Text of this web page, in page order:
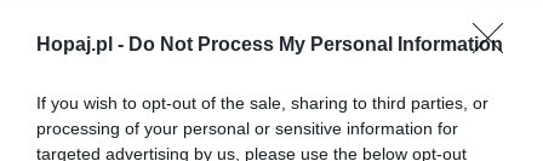
Hopaj.pl - Do Not Process My Personal Information
If you wish to opt-out of the sale, sharing to third parties, or
processing of your personal or sensitive information for
targeted advertising by us, please use the below opt-out
Kiedyś to były kreskówki